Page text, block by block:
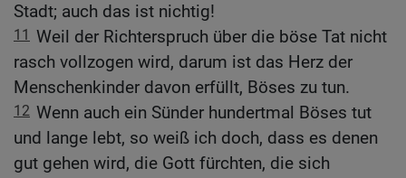
Stadt; auch das ist nichtig!
11 Weil der Richterspruch über die böse Tat nicht
rasch vollzogen wird, darum ist das Herz der
Menschenkinder davon erfüllt, Böses zu tun.
12 Wenn auch ein Sünder hundertmal Böses tut
und lange lebt, so weiß ich doch, dass es denen
gut gehen wird, die Gott fürchten, die sich